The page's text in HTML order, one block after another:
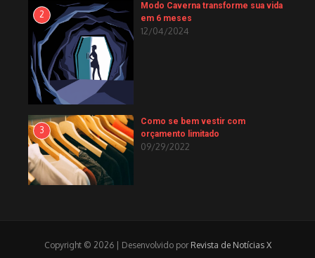
2
Modo Caverna transforme sua vida
em 6 meses
12/04/2024
3
Como se bem vestir com
orçamento limitado
09/29/2022
Copyright © 2026 | Desenvolvido por Revista de Notícias X